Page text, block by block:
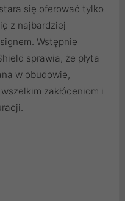
się oferować tylko
z najbardziej
Wstępnie
sprawia, że ​​płyta
w obudowie,
zakłóceniom i